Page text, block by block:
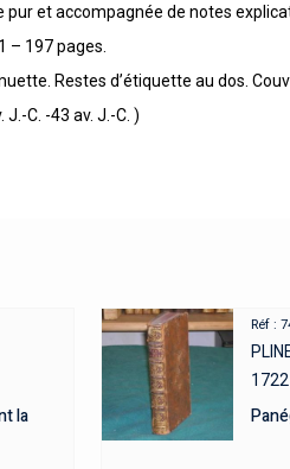
et accompagnée de notes
– 197 pages.
Restes d’étiquette au dos.
C. -43 av. J.-C. )
la
Réf :
1722